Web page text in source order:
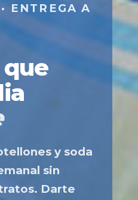
ENTREGA A
que
y soda
sin
Darte